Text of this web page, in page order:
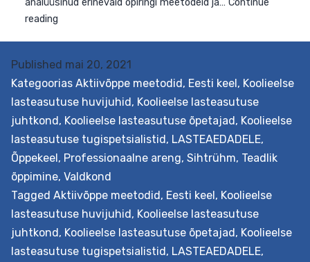
lasteasutuses, sh õpetatakse seostama õpiringi
nüüdisaegse õpikäsitusega, mängitakse praktiliselt läbi
olulisemad õpiringis kasutatavad meetodid ning
kujunetakse läbi oma kogemuste reflekteerimise
pädevamaks professionaaliks. Väljundid Õpetaja hakkab
senisest enam teadvustama ja väärtustama
kollegiaalset koostööd. Ta on läbi proovinud ja
analüüsinud erinevaid õpiringi meetodeid ja… Continue
reading Õpiringi
Published mai 20, 2021
Kategoorias Aktiivõppe meetodid, Eesti keel, Koolieelse
lasteasutuse huvijuhid, Koolieelse lasteasutuse
juhtkond, Koolieelse lasteasutuse õpetajad, Koolieelse
lasteasutuse tugispetsialistid, LASTEAEDADELE,
Õppekeel, Professionaalne areng, Sihtrühm, Teadlik
õppimine, Valdkond
Tagged Aktiivõppe meetodid, Eesti keel, Koolieelse
lasteasutuse huvijuhid, Koolieelse lasteasutuse
juhtkond, Koolieelse lasteasutuse õpetajad, Koolieelse
lasteasutuse tugispetsialistid, LASTEAEDADELE,